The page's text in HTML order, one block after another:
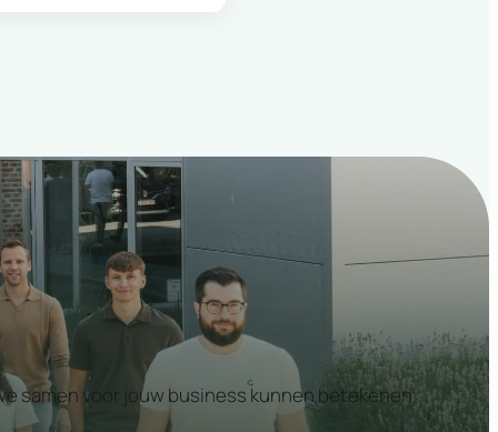
samen voor jouw business kunnen betekenen.